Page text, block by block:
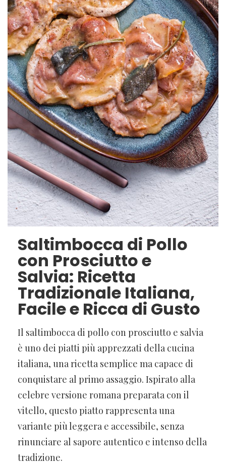
Saltimbocca di Pollo
con Prosciutto e
Salvia: Ricetta
Tradizionale Italiana,
Facile e Ricca di Gusto
Il saltimbocca di pollo con prosciutto e salvia
è uno dei piatti più apprezzati della cucina
italiana, una ricetta semplice ma capace di
conquistare al primo assaggio. Ispirato alla
celebre versione romana preparata con il
vitello, questo piatto rappresenta una
variante più leggera e accessibile, senza
rinunciare al sapore autentico e intenso della
tradizione.